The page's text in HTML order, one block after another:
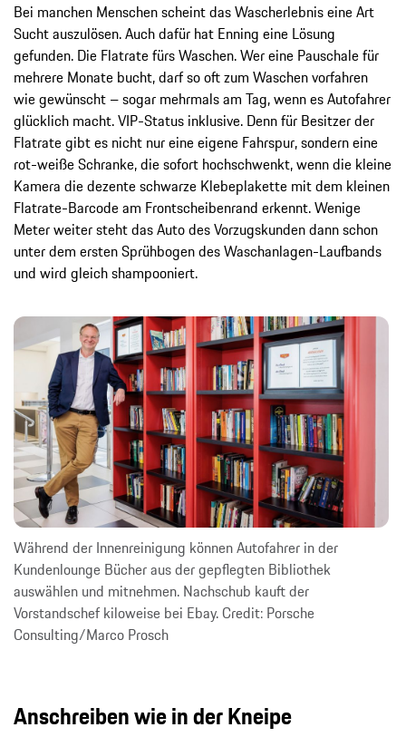
Bei manchen Menschen scheint das Wascherlebnis eine Art
Sucht auszulösen. Auch dafür hat Enning eine Lösung
gefunden. Die Flatrate fürs Waschen. Wer eine Pauschale für
mehrere Monate bucht, darf so oft zum Waschen vorfahren
wie gewünscht – sogar mehrmals am Tag, wenn es Autofahrer
glücklich macht. VIP-Status inklusive. Denn für Besitzer der
Flatrate gibt es nicht nur eine eigene Fahrspur, sondern eine
rot-weiße Schranke, die sofort hochschwenkt, wenn die kleine
Kamera die dezente schwarze Klebeplakette mit dem kleinen
Flatrate-Barcode am Frontscheibenrand erkennt. Wenige
Meter weiter steht das Auto des Vorzugskunden dann schon
unter dem ersten Sprühbogen des Waschanlagen-Laufbands
und wird gleich shampooniert.
Während der Innenreinigung können Autofahrer in der
Kundenlounge Bücher aus der gepflegten Bibliothek
auswählen und mitnehmen. Nachschub kauft der
Vorstandschef kiloweise bei Ebay. Credit: Porsche
Consulting/Marco Prosch
Anschreiben wie in der Kneipe